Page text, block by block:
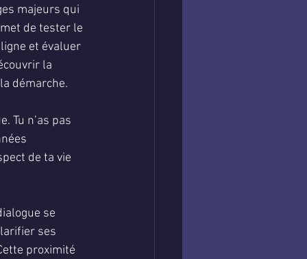
majeurs qui
de tester le
et évaluer
la
démarche.
Tu n’as pas
de ta vie
se
ses
proximité